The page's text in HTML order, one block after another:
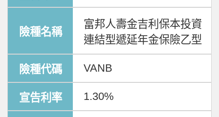
富邦人壽金吉利保本投資
連結型遞延年金保險乙型
VANB
1.30%